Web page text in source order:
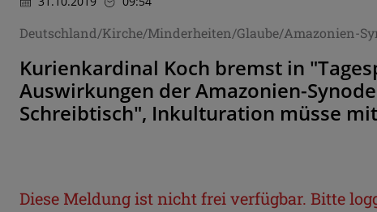
Deutschland/Kirche/Minderheiten/Glaube/Amazonien-
Kurienkardinal Koch bremst in
Auswirkungen der Amazonien-
Schreibtisch", Inkulturation müsse
Diese Meldung ist nicht frei verfügbar. Bitte